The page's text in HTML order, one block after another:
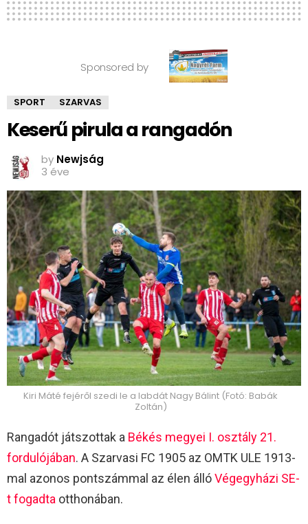
Sponsored by
SPORT SZARVAS
Keserű pirula a rangadón
by Newjság
3 éve
Kiri Máté fejéről szedi le a labdát Nagy Bálint (Fotó: Babák
Zoltán)
Rangadót játszottak a Békés megyei I. osztály 21.
fordulójában. A Szarvasi FC 1905 az OMTK ULE 1913-
mal azonos pontszámmal az élen állóVégegyházi SE-
t fogadta otthonában.